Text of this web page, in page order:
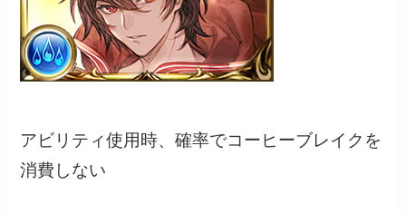
アビリティ使用時、確率でコーヒーブレイクを
消費しない